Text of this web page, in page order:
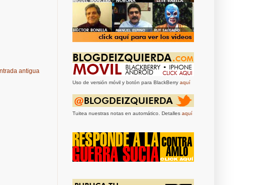
antigua
Uso de versión móvil y botón para BlackBerry aquí
Tuitea nuestras notas en automático. Detalles aquí